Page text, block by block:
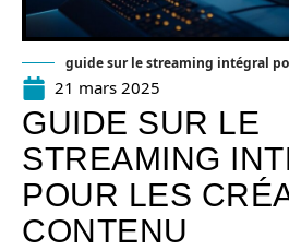
guide sur le streaming intégral
21 mars 2025
GUIDE SUR LE
STREAMING
POUR LES
CONTENU